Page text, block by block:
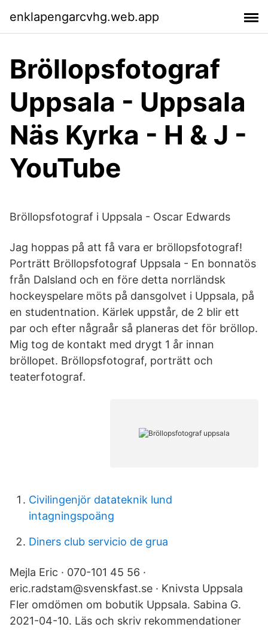
enklapengarcvhg.web.app
Bröllopsfotograf
Uppsala - Uppsala
Näs Kyrka - H & J -
YouTube
Bröllopsfotograf i Uppsala - Oscar Edwards
Jag hoppas på att få vara er bröllopsfotograf!
Porträtt Bröllopsfotograf Uppsala - En bonnatös
från Dalsland och en före detta norrländsk
hockeyspelare möts på dansgolvet i Uppsala, på
en studentnation. Kärlek uppstår, de 2 blir ett
par och efter någraår så planeras det för bröllop.
Mig tog de kontakt med drygt 1 år innan
bröllopet. Bröllopsfotograf, porträtt och
teaterfotograf.
Civilingenjör datateknik lund
intagningspoäng
Diners club servicio de grua
Mejla Eric · 070-101 45 56 ·
eric.radstam@svenskfast.se · Knivsta Uppsala
Fler omdömen om bobutik Uppsala. Sabina G.
2021-04-10. Läs och skriv rekommendationer